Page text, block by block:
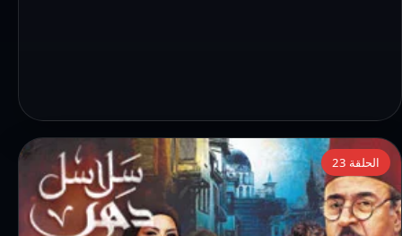
التفاصيل:
مسلسل
سلاسل
دهب
الحلقة 23